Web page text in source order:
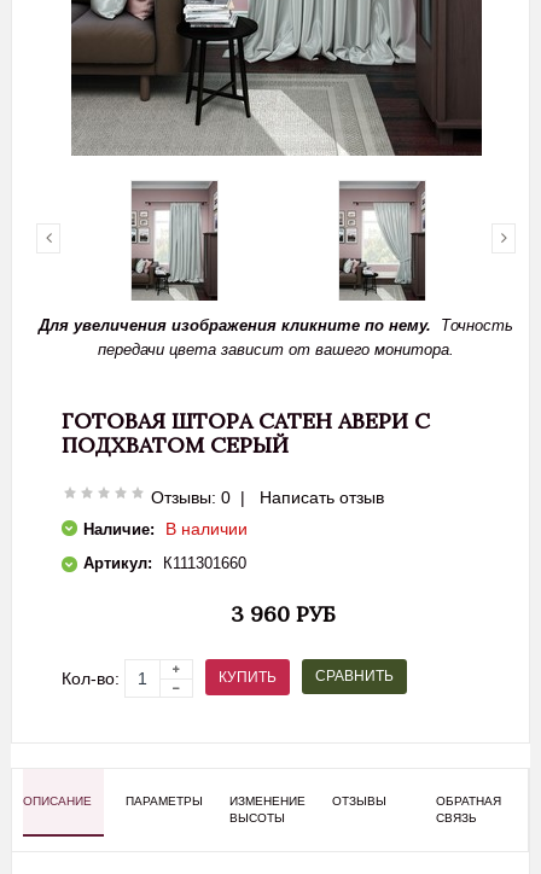
Для увеличения изображения кликните по нему. Точность
передачи цвета зависит от вашего монитора.
ГОТОВАЯ ШТОРА САТЕН АВЕРИ С
ПОДХВАТОМ СЕРЫЙ
Отзывы: 0 | Написать отзыв
Наличие: В наличии
Артикул: К111301660
3 960 РУБ
Кол-во: КУПИТЬ СРАВНИТЬ
ОПИСАНИЕ ПАРАМЕТРЫ
ИЗМЕНЕНИЕ
ВЫСОТЫ
ОТЗЫВЫ
ОБРАТНАЯ
СВЯЗЬ